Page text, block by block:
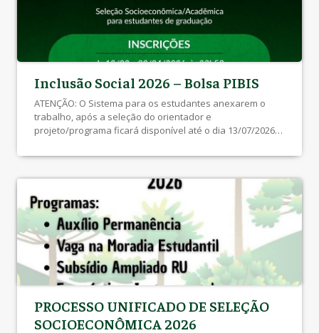
Inclusão Social 2026 – Bolsa PIBIS
ATENÇÃO: O Sistema para os estudantes anexarem o
trabalho, após a seleção do orientador e
projeto/programa ficará disponível até o dia 13/07/2026
SEBEC 018/2026 – Resultado dos Recursos Recurso até às
017/2026 – Inscrição Deferidas e […]
PROCESSO UNIFICADO DE SELEÇÃO
SOCIOECONÔMICA 2026